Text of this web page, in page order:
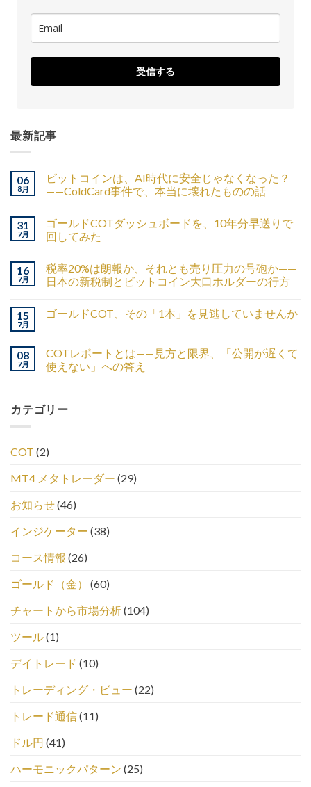
受信する
最新記事
06
8月
ビットコインは、AI時代に安全じゃなくなった？
——ColdCard事件で、本当に壊れたものの話
31
7月
ゴールドCOTダッシュボードを、10年分早送りで
回してみた
16
7月
税率20%は朗報か、それとも売り圧力の号砲か——
日本の新税制とビットコイン大口ホルダーの行方
15
7月
ゴールドCOT、その「1本」を見逃していませんか
08
7月
COTレポートとは——見方と限界、「公開が遅くて
使えない」への答え
カテゴリー
COT (2)
MT4 メタトレーダー (29)
お知らせ(46)
インジケーター (38)
コース情報 (26)
ゴールド（金）
(60)
チャートから市場分析(104)
ツール(1)
デイトレード (10)
トレーディング・ビュー (22)
トレード通信(11)
ドル円 (41)
ハーモニックパターン (25)